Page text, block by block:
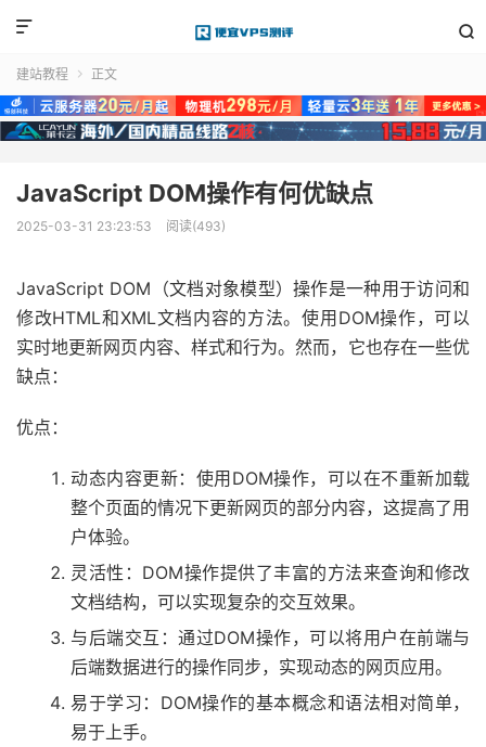


建站教程  正文
JavaScript DOM操作有何优缺点
2025-03-31 23:23:53 阅读(493)
JavaScript DOM（文档对象模型）操作是一种用于访问和
修改HTML和XML文档内容的方法。使用DOM操作，可以
实时地更新网页内容、样式和行为。然而，它也存在一些优
缺点：
优点：
动态内容更新：使用DOM操作，可以在不重新加载
整个页面的情况下更新网页的部分内容，这提高了用
户体验。
灵活性：DOM操作提供了丰富的方法来查询和修改
文档结构，可以实现复杂的交互效果。
与后端交互：通过DOM操作，可以将用户在前端与
后端数据进行的操作同步，实现动态的网页应用。
易于学习：DOM操作的基本概念和语法相对简单，
易于上手。